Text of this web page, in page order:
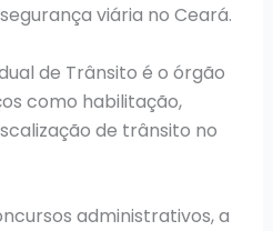
viária no Ceará.
de Trânsito é o órgão
como habilitação,
de trânsito no
administrativos, a